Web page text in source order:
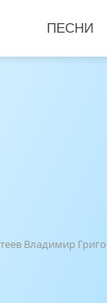
ПЕСНИ
Владимир